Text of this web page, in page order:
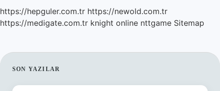
https://hepguler.com.tr https://newold.com.tr
https://medigate.com.tr knight online nttgame Sitemap
SIDEBAR
SON YAZILAR